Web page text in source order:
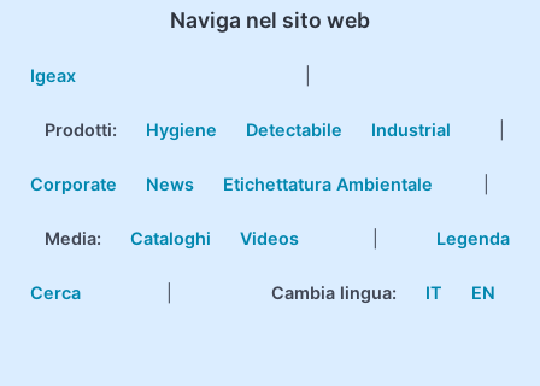
Naviga nel sito web
Igeax
Prodotti: Hygiene Detectabile Industrial
Corporate News Etichettatura Ambientale
Media: Cataloghi Videos Legenda
Cerca Cambia lingua: IT EN